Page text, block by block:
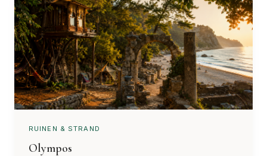
RUINEN & STRAND
Olympos